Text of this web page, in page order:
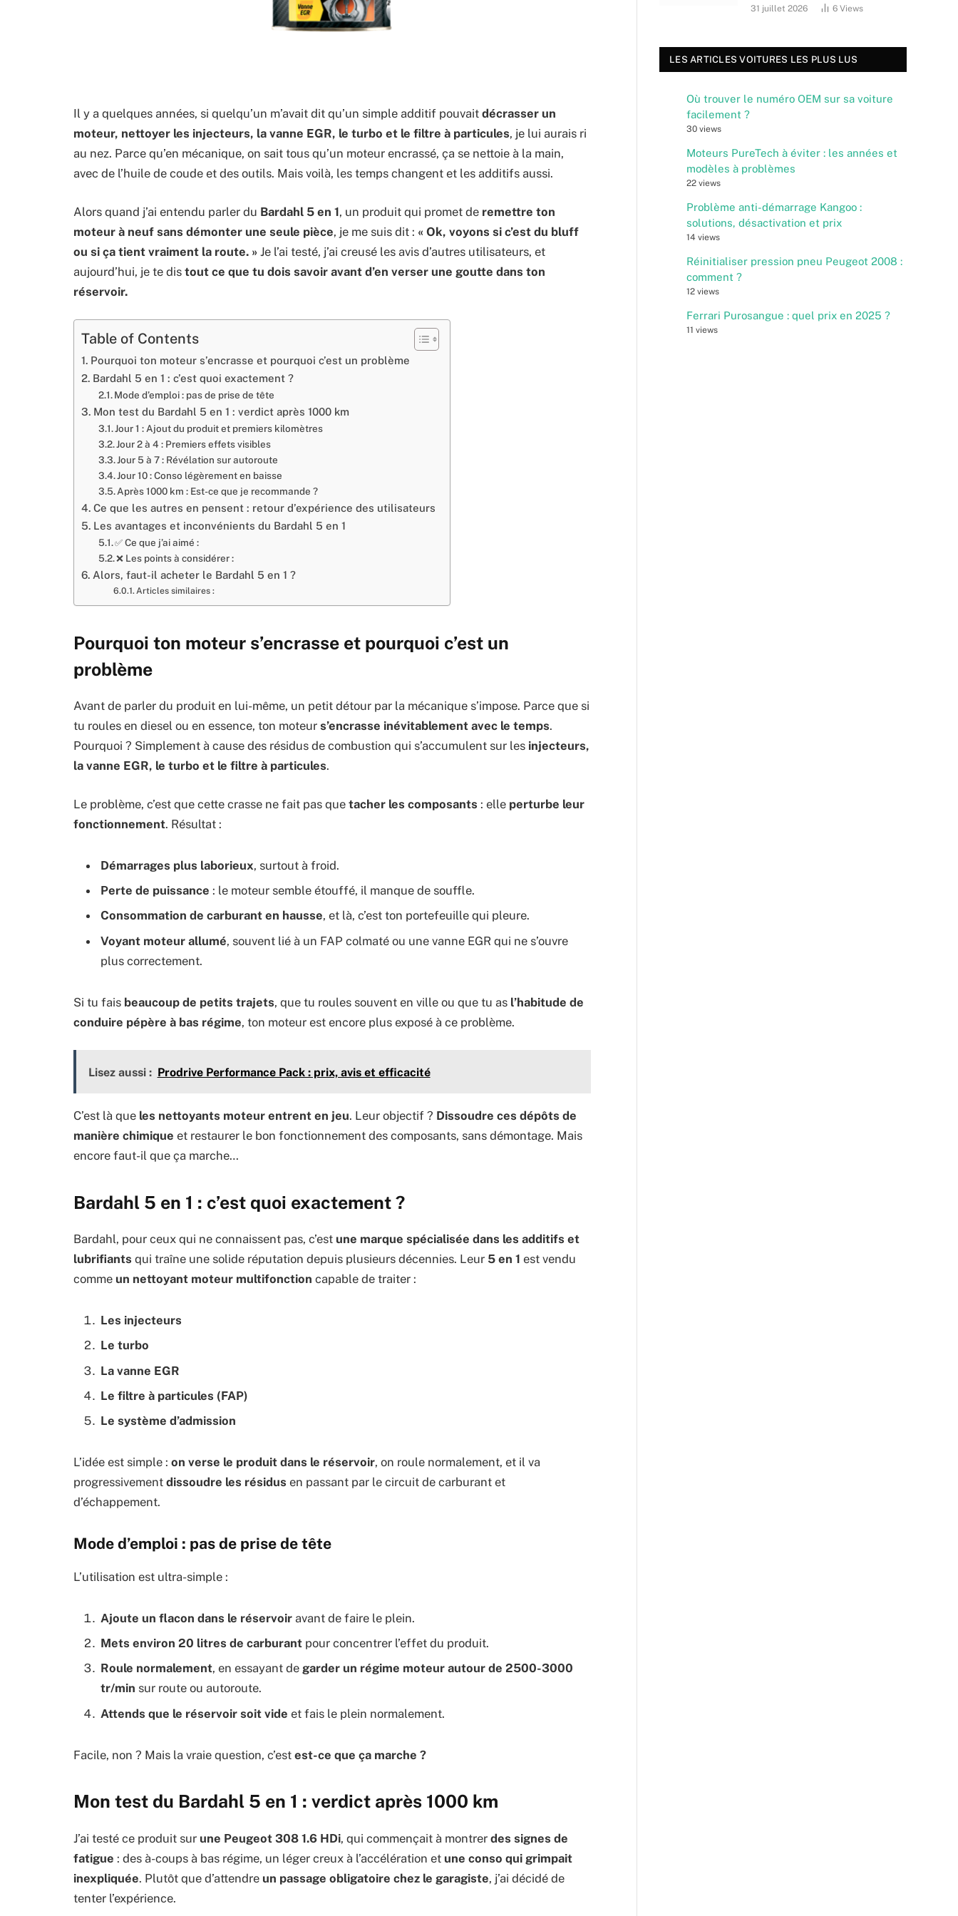
Il y a quelques années, si quelqu’un m’avait dit qu’un simple additif pouvait décrasser un
moteur, nettoyer les injecteurs, la vanne EGR, le turbo et le filtre à particules, je lui aurais ri
au nez. Parce qu’en mécanique, on sait tous qu’un moteur encrassé, ça se nettoie à la main,
avec de l’huile de coude et des outils. Mais voilà, les temps changent et les additifs aussi.
Alors quand j’ai entendu parler du Bardahl 5 en 1, un produit qui promet de remettre ton
moteur à neuf sans démonter une seule pièce, je me suis dit : « Ok, voyons si c’est du bluff
ou si ça tient vraiment la route. » Je l’ai testé, j’ai creusé les avis d’autres utilisateurs, et
aujourd’hui, je te dis tout ce que tu dois savoir avant d’en verser une goutte dans ton
réservoir.
Table of Contents
Pourquoi ton moteur s’encrasse et pourquoi c’est un problème
Bardahl 5 en 1 : c’est quoi exactement ?
Mode d’emploi : pas de prise de tête
Mon test du Bardahl 5 en 1 : verdict après 1000 km
Jour 1 : Ajout du produit et premiers kilomètres
Jour 2 à 4 : Premiers effets visibles
Jour 5 à 7 : Révélation sur autoroute
Jour 10 : Conso légèrement en baisse
Après 1000 km : Est-ce que je recommande ?
Ce que les autres en pensent : retour d’expérience des utilisateurs
Les avantages et inconvénients du Bardahl 5 en 1
✅ Ce que j’ai aimé :
❌ Les points à considérer :
Alors, faut-il acheter le Bardahl 5 en 1 ?
Articles similaires :
Pourquoi ton moteur s’encrasse et pourquoi c’est un
problème
Avant de parler du produit en lui-même, un petit détour par la mécanique s’impose. Parce que si
tu roules en diesel ou en essence, ton moteur s’encrasse inévitablement avec le temps.
Pourquoi ? Simplement à cause des résidus de combustion qui s’accumulent sur les injecteurs,
la vanne EGR, le turbo et le filtre à particules.
Le problème, c’est que cette crasse ne fait pas que tacher les composants : elle perturbe leur
fonctionnement. Résultat :
Démarrages plus laborieux, surtout à froid.
Perte de puissance : le moteur semble étouffé, il manque de souffle.
Consommation de carburant en hausse, et là, c’est ton portefeuille qui pleure.
Voyant moteur allumé, souvent lié à un FAP colmaté ou une vanne EGR qui ne s’ouvre
plus correctement.
Si tu fais beaucoup de petits trajets, que tu roules souvent en ville ou que tu as l’habitude de
conduire pépère à bas régime, ton moteur est encore plus exposé à ce problème.
Lisez aussi : Prodrive Performance Pack : prix, avis et efficacité
C’est là que les nettoyants moteur entrent en jeu. Leur objectif ? Dissoudre ces dépôts de
manière chimique et restaurer le bon fonctionnement des composants, sans démontage. Mais
encore faut-il que ça marche…
Bardahl 5 en 1 : c’est quoi exactement ?
Bardahl, pour ceux qui ne connaissent pas, c’est une marque spécialisée dans les additifs et
lubrifiants qui traîne une solide réputation depuis plusieurs décennies. Leur 5 en 1 est vendu
comme un nettoyant moteur multifonction capable de traiter :
Les injecteurs
Le turbo
La vanne EGR
Le filtre à particules (FAP)
Le système d’admission
L’idée est simple : on verse le produit dans le réservoir, on roule normalement, et il va
progressivement dissoudre les résidus en passant par le circuit de carburant et
d’échappement.
Mode d’emploi : pas de prise de tête
L’utilisation est ultra-simple :
Ajoute un flacon dans le réservoir avant de faire le plein.
Mets environ 20 litres de carburant pour concentrer l’effet du produit.
Roule normalement, en essayant de garder un régime moteur autour de 2500-3000
tr/min sur route ou autoroute.
Attends que le réservoir soit vide et fais le plein normalement.
Facile, non ? Mais la vraie question, c’est est-ce que ça marche ?
Mon test du Bardahl 5 en 1 : verdict après 1000 km
J’ai testé ce produit sur une Peugeot 308 1.6 HDi, qui commençait à montrer des signes de
fatigue : des à-coups à bas régime, un léger creux à l’accélération et une conso qui grimpait
inexpliquée. Plutôt que d’attendre un passage obligatoire chez le garagiste, j’ai décidé de
tenter l’expérience.
31 juillet 2026 6 Views
LES ARTICLES VOITURES LES PLUS LUS
Où trouver le numéro OEM sur sa voiture
facilement ?
30 views
Moteurs PureTech à éviter : les années et
modèles à problèmes
22 views
Problème anti-démarrage Kangoo :
solutions, désactivation et prix
14 views
Réinitialiser pression pneu Peugeot 2008 :
comment ?
12 views
Ferrari Purosangue : quel prix en 2025 ?
11 views